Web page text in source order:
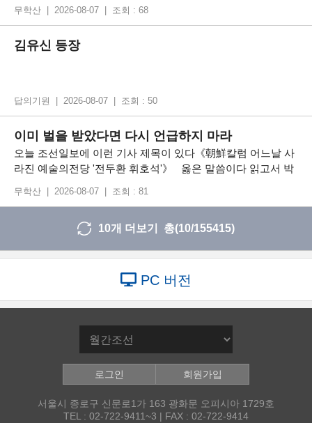
마귀인지를 판단하기 지난하다 말로써는 상대를 굴복시킬 수
무학산 | 2026-08-07 | 조회 : 68
김유신 등장
답의기원 | 2026-08-07 | 조회 : 50
이미 벌을 받았다면 다시 언급하지 마라
오늘 조선일보에 이런 기사 제목이 있다《朝鮮칼럼 어느날 사
라진 예술의전당 '전두환 휘호석'》 옳은 말씀이다 읽고서 박
쎄게 말했으면...” 하는 아쉬움이 있지만 저런 말씀을 하는 분
대통령은 매질을 몇 번
무학산 | 2026-08-07 | 조회 : 81
10개 더보기 총(10/155415)
PC 버전
로그인 회원가입
서울시 종로구 신문로1가 163 광화문 오피시아 1729호
TEL : 02-722-9411~3 | FAX : 02-722-9414